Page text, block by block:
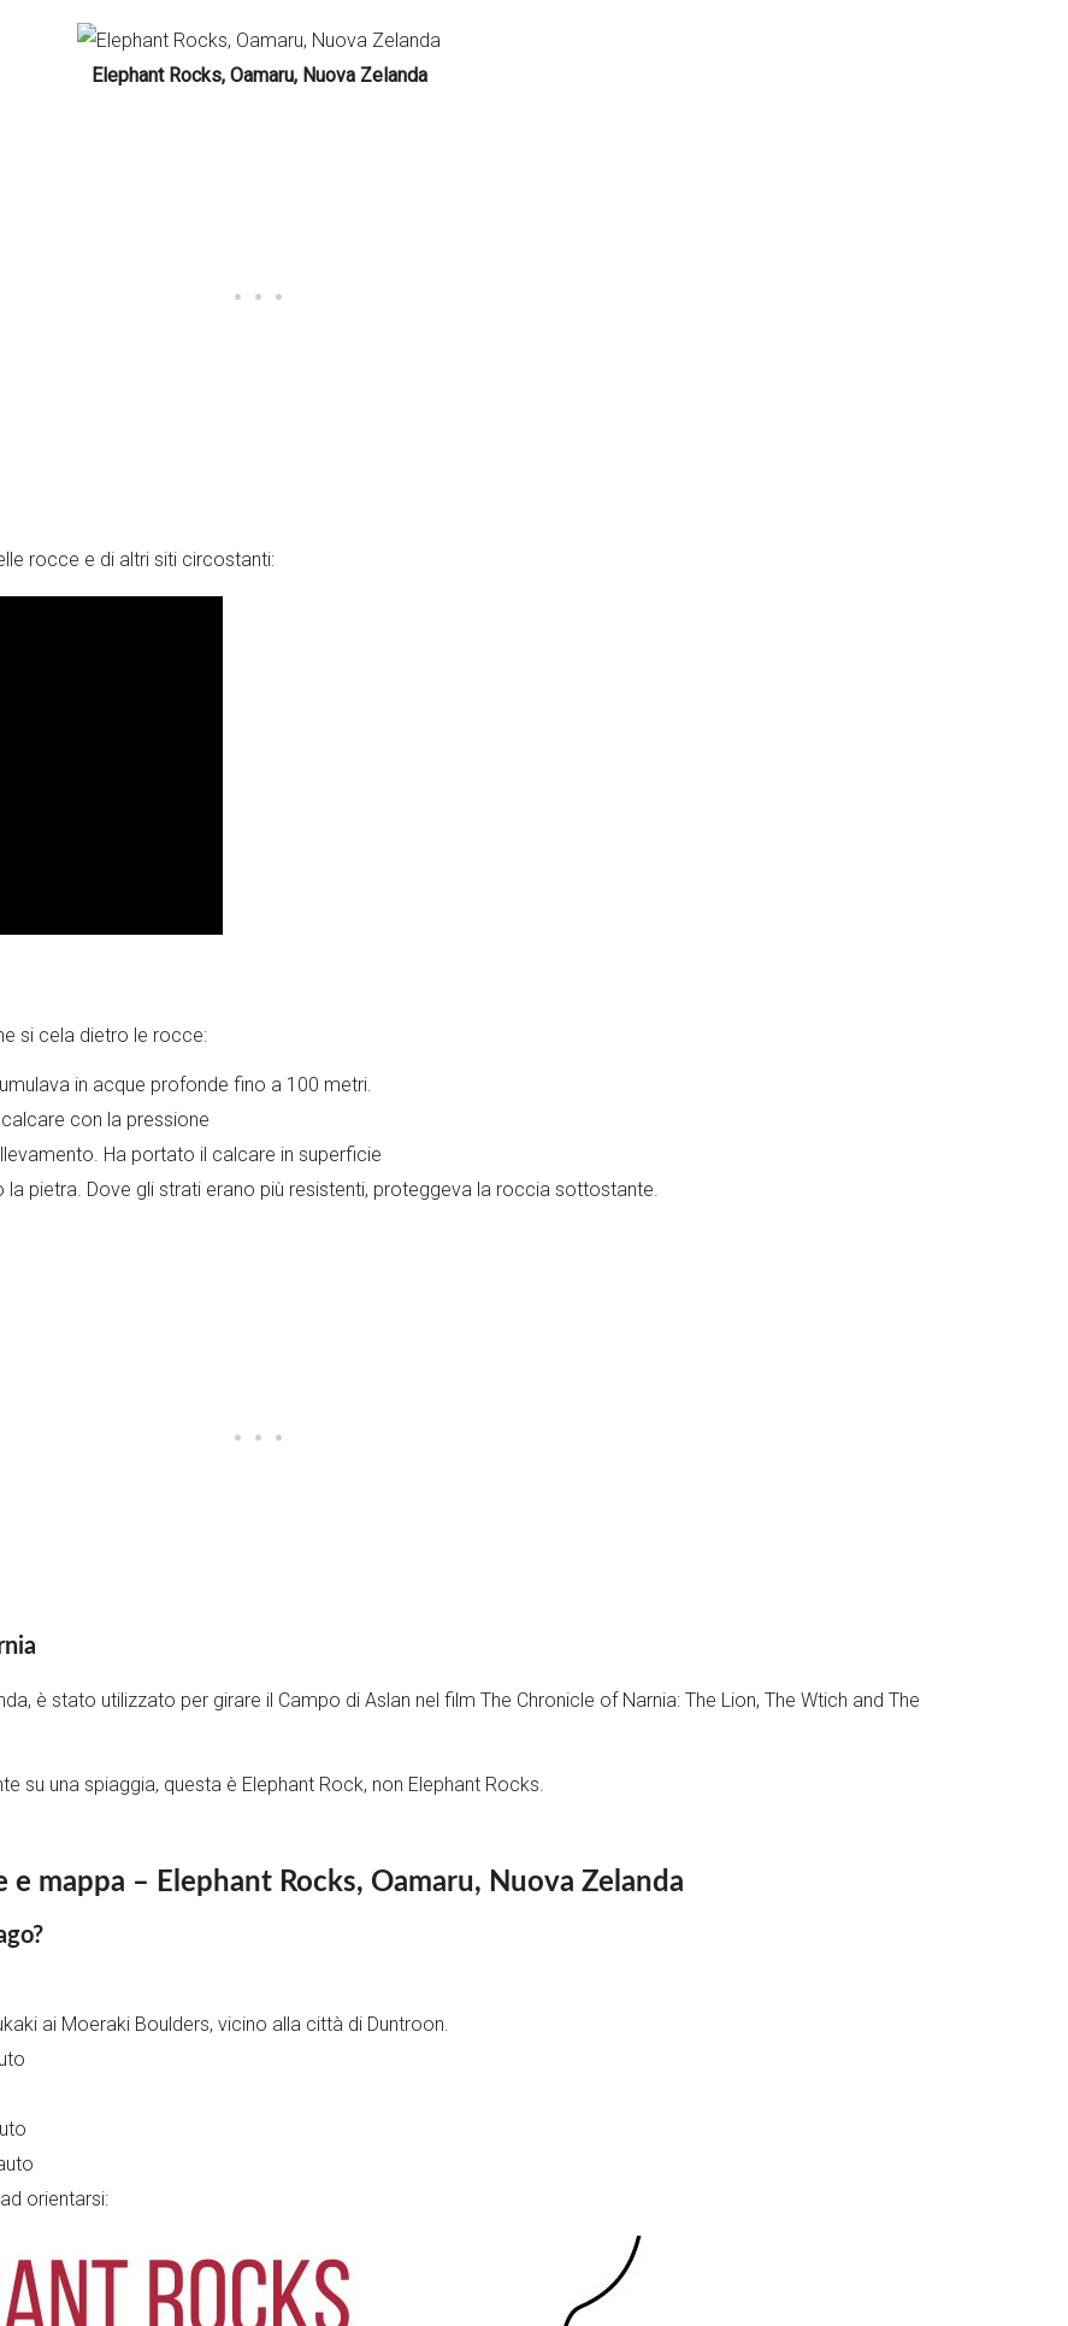
Elephant Rocks, Oamaru, Nuova Zelanda
rocce e di altri siti circostanti:
si cela dietro le rocce:
in acque profonde fino a 100 metri.
con la pressione
Ha portato il calcare in superficie
la pietra. Dove gli strati erano più resistenti, proteggeva la roccia sottostante.
è stato utilizzato per girare il Campo di Aslan nel film The Chronicle of Narnia: The Lion, The Wtich and The
su una spiaggia, questa è Elephant Rock, non Elephant Rocks.
mappa – Elephant Rocks, Oamaru, Nuova Zelanda
ai Moeraki Boulders, vicino alla città di Duntroon.
orientarsi: